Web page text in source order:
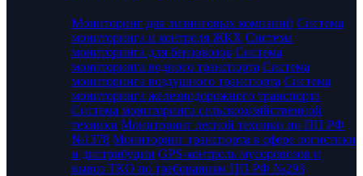
Мониторинг для лизинговых компаний Система
мониторинга и контроля ЖКХ Система
мониторинга для бензовозов Система
мониторинга водного транспорта Система
мониторинга воздушного транспорта Система
мониторинга железнодорожного транспорта
Система мониторинга сельскохозяйственной
техники Мониторинг лесной техники по ПП РФ
№1378 Мониторинг транспорта в сфере логистики
и дистрибуции GPS-контроль мусоровозов и
вывоз ТКО по требованиям ПП РФ №293